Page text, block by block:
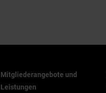
Mitgliederangebote und
Leistungen